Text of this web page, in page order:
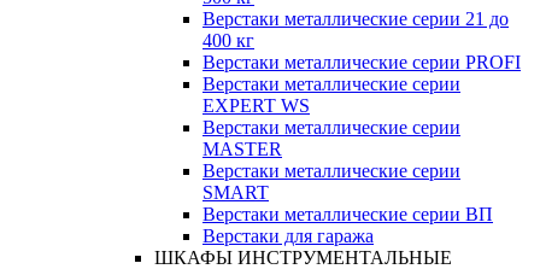
Верстаки металлические серии 21 до
400 кг
Верстаки металлические серии PROFI
Верстаки металлические серии
EXPERT WS
Верстаки металлические серии
MASTER
Верстаки металлические серии
SMART
Верстаки металлические серии ВП
Верстаки для гаража
ШКАФЫ ИНСТРУМЕНТАЛЬНЫЕ